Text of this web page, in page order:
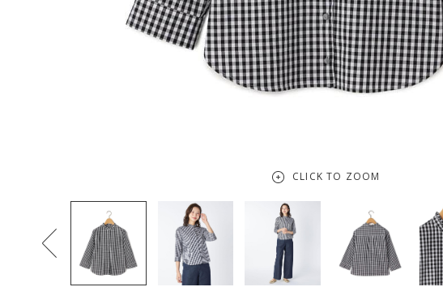
CLICK TO ZOOM